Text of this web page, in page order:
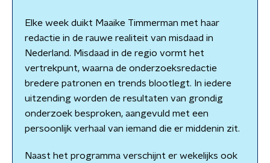
Elke week duikt Maaike Timmerman met haar
redactie in de rauwe realiteit van misdaad in
Nederland. Misdaad in de regio vormt het
vertrekpunt, waarna de onderzoeksredactie
bredere patronen en trends blootlegt. In iedere
uitzending worden de resultaten van grondig
onderzoek besproken, aangevuld met een
persoonlijk verhaal van iemand die er middenin zit.
Naast het programma verschijnt er wekelijks ook